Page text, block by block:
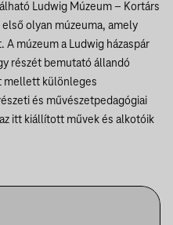
Ludwig Múzeum – Kortárs
olyan múzeuma, amely
múzeum a Ludwig házaspár
részét bemutató állandó
mellett különleges
és művészetpedagógiai
itt kiállított művek és alkotóik